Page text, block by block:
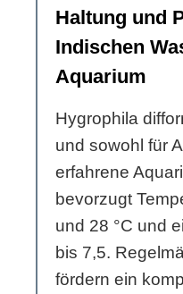
Haltung und
Indischen
Aquarium
Hygrophila
und sowohl für
erfahrene
bevorzugt
und 28 °C und
bis 7,5.
fördern ein